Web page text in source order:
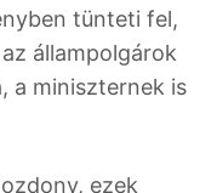
tünteti fel,
állampolgárok
a miniszternek is
ezek